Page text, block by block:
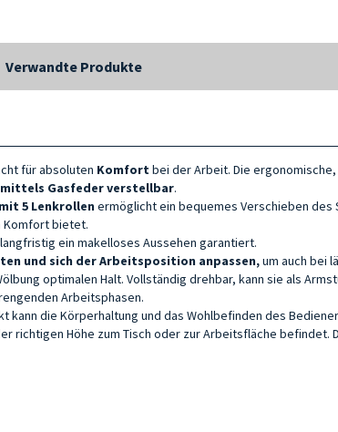
Verwandte Produkte
für absoluten Komfortbei der Arbeit. Die
mittels Gasfederverstellbar.
5 Lenkrollen ermöglicht ein bequemes Verschieben des
Komfort bietet.
ein makelloses Aussehen garantiert.
und sich der Arbeitsposition anpassen,um auch bei
optimalen Halt. Vollständig drehbar, kann sie als
Arbeitsphasen.
die Körperhaltung und das Wohlbefinden des
richtigen Höhe zum Tisch oder zur Arbeitsfläche